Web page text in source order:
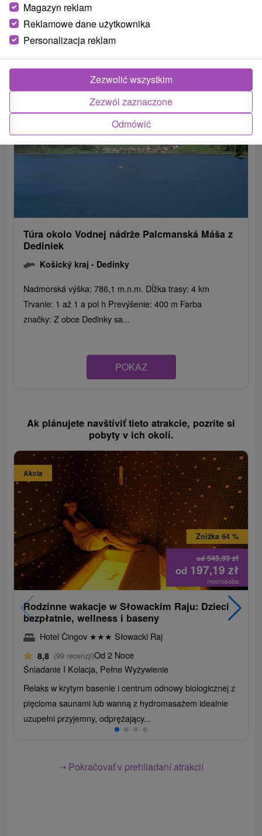
obce Dedinky sa...
POKAZ
Túra okolo Vodnej nádrže Palcmanská Máša z
Dediniek
Košický kraj - Dedinky
Nadmorská výška: 786,1 m.n.m. Dĺžka trasy: 4 km
Trvanie: 1 až 1 a pol h Prevýšenie: 400 m Farba
značky: Z obce Dedinky sa...
POKAZ
Ak plánujete navštíviť tieto atrakcie, pozrite si
pobyty v ich okolí.
Akcia
od545,93zł
Zniżka 64 %
od 197,19zł
/noc/osoba
Rodzinne wakacje w Słowackim Raju: Dzieci
bezpłatnie, wellness i baseny
Hotel Čingov ★★★ Słowacki Raj
8,8 (99 recenzji)Od 2 Noce
Śniadanie I Kolacja, Pełne Wyżywienie
Relaks w krytym basenie i centrum odnowy biologicznej z
pięcioma saunami lub wanną z hydromasażem idealnie
uzupełni przyjemny, odprężający...
➝ Pokračovať v prehliadaní atrakcií
Magazyn reklam
Reklamowe dane użytkownika
Personalizacja reklam
Odmówić
Zezwól zaznaczone
Zezwolić wszystkim